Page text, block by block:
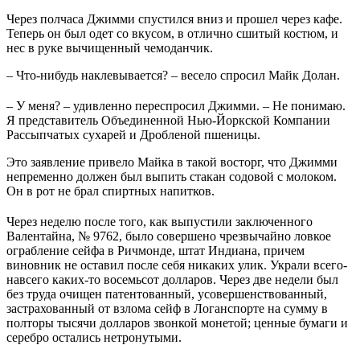
Через полчаса Джимми спустился вниз и прошел через кафе.
Теперь он был одет со вкусом, в отлично сшитый костюм, и
нес в руке вычищенный чемоданчик.
– Что-нибудь наклевывается? – весело спросил Майк Долан.
– У меня? – удивленно переспросил Джимми. – Не понимаю.
Я представитель Объединенной Нью-Йоркской Компании
Рассыпчатых сухарей и Дробленой пшеницы.
Это заявление привело Майка в такой восторг, что Джимми
непременно должен был выпить стакан содовой с молоком.
Он в рот не брал спиртных напитков.
Через неделю после того, как выпустили заключенного
Валентайна, № 9762, было совершено чрезвычайно ловкое
ограбление сейфа в Ричмонде, штат Индиана, причем
виновник не оставил после себя никаких улик. Украли всего-
навсего каких-то восемьсот долларов. Через две недели был
без труда очищен патентованный, усовершенствованный,
застрахованный от взлома сейф в Логанспорте на сумму в
полторы тысячи долларов звонкой монетой; ценные бумаги и
серебро остались нетронутыми.